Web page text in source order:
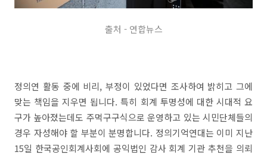
출처 - 연합뉴스
정의연 활동 중에 비리, 부정이 있었다면 조사하여 밝히고 그에
맞는 책임을 지우면 됩니다. 특히 회계 투명성에 대한 시대적 요
구가 높아졌는데도 주먹구구식으로 운영하고 있는 시민단체들의
경우 자성해야 할 부분이 분명합니다. 정의기억연대는 이미 지난
15일 한국공인회계사회에 공익법인 감사 회계 기관 추천을 의뢰